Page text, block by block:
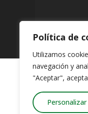
Política de
Utilizamos
navegación y
"Aceptar",
Personalizar